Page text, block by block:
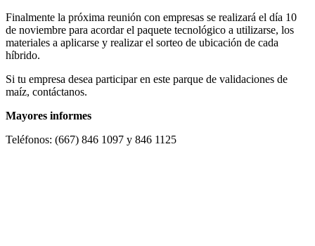
Finalmente la próxima reunión con empresas se realizará el día 10
de noviembre para acordar el paquete tecnológico a utilizarse, los
materiales a aplicarse y realizar el sorteo de ubicación de cada
híbrido.
Si tu empresa desea participar en este parque de validaciones de
maíz, contáctanos.
Mayores informes
Teléfonos: (667) 846 1097 y 846 1125